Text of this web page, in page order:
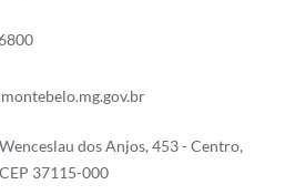
dos Anjos, 453 - Centro,
37115-000